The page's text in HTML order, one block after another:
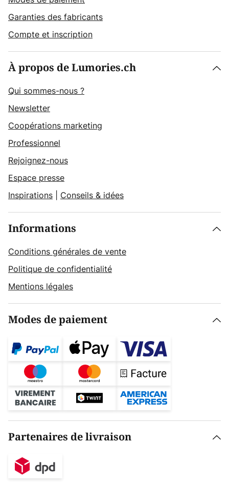
Garanties des fabricants
Compte et inscription
À propos de Lumories.ch
Qui sommes-nous ?
Newsletter
Coopérations marketing
Professionnel
Rejoignez-nous
Espace presse
Inspirations
Conseils & idées
Informations
Conditions générales de vente
Politique de confidentialité
Mentions légales
Modes de paiement
Partenaires de livraison